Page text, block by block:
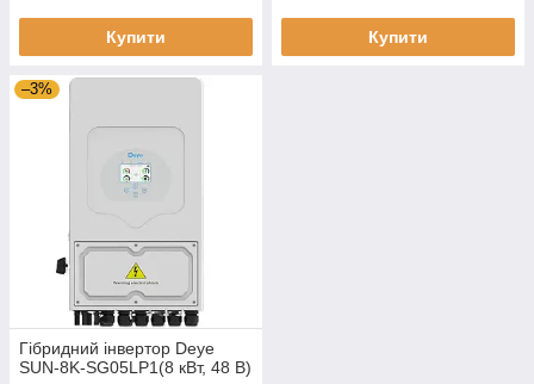
Купити Купити
–3%
Гібридний інвертор Deye
SUN-8K-SG05LP1(8 кВт, 48 В)